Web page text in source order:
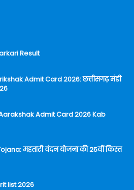
Result
Admit Card 2026: छत्तीसगढ़ मंडी
Admit Card 2026 Kab
महतारी वंदन योजना की 25वीं किस्त
list 2026